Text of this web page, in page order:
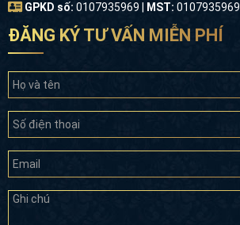
GPKD số: 0107935969 | MST: 0107935969
ĐĂNG KÝ TƯ VẤN MIỄN PHÍ